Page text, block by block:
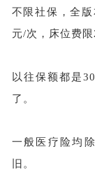
不限社保，全
元/次，床位费限
以往保额都是
了。
一般医疗险均
旧。